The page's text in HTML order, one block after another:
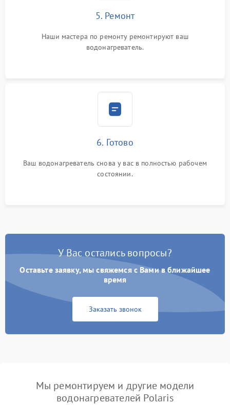
5. Ремонт
Наши мастера по ремонту ремонтируют ваш
водонагреватель.
6. Готово
Ваш водонагреватель снова у вас в полностью рабочем
состоянии.
У Вас остались вопросы?
Оставьте заявку, мы свяжемся с Вами в ближайшее
время
Заказать звонок
Мы ремонтируем и другие модели
водонагревателей Polaris